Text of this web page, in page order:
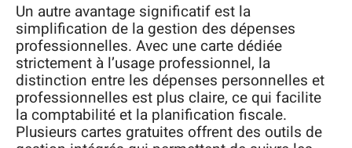
Un autre avantage significatif est la
simplification de la gestion des dépenses
professionnelles. Avec une carte dédiée
strictement à l’usage professionnel, la
distinction entre les dépenses personnelles et
professionnelles est plus claire, ce qui facilite
la comptabilité et la planification fiscale.
Plusieurs cartes gratuites offrent des outils de